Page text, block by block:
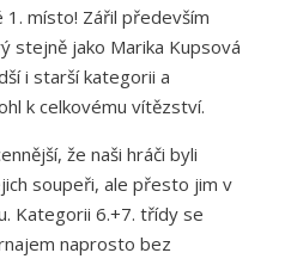
místo! Zářil především
stejně jako Marika Kupsová
i starší kategorii a
k celkovému vítězství.
že naši hráči byli
soupeři, ale přesto jim v
Kategorii 6.+7. třídy se
naprosto bez